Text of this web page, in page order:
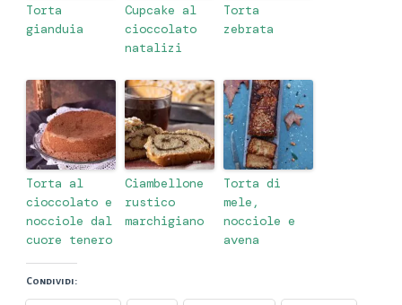
Torta
gianduia
Cupcake al
cioccolato
natalizi
Torta
zebrata
Torta al
cioccolato e
nocciole dal
cuore tenero
Ciambellone
rustico
marchigiano
Torta di
mele,
nocciole e
avena
Condividi: